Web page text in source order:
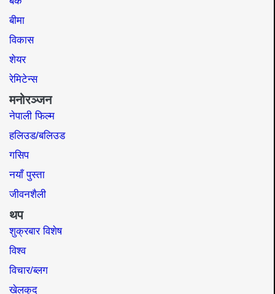
बीमा
विकास
शेयर
रेमिटेन्स
मनोरञ्जन
नेपाली फिल्म
हलिउड/बलिउड
गसिप
नयाँ पुस्ता
जीवनशैली
थप
शुक्रबार विशेष
विश्व
विचार/ब्लग
खेलकुद